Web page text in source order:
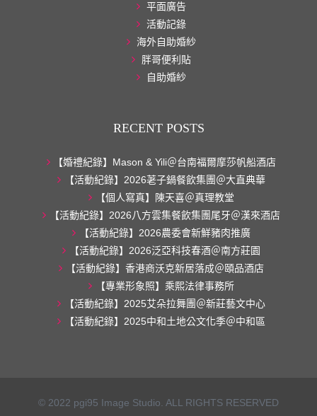
平面廣告
活動記錄
海外自助婚紗
胖哥便利貼
自助婚紗
RECENT POSTS
【婚禮紀錄】Mason & Yili＠台南福爾摩莎帆船酒店
【活動紀錄】2026荖子鍋餐飲集團＠大直典華
【個人寫真】陳天喜＠真理教堂
【活動紀錄】2026八方雲集餐飲集團尾牙＠漢來酒店
【活動紀錄】2026農委會新鮮豬肉推廣
【活動紀錄】2026泛亞科技春酒＠南方莊園
【活動紀錄】香港商沃克新居落成＠頤品酒店
【專業形象照】乘熙法律事務所
【活動紀錄】2025艾朵拉舞團＠新莊藝文中心
【活動紀錄】2025中和土地公文化季＠中和區
© 2022 pgi95 Image Studio. ALL RIGHTS RESERVED